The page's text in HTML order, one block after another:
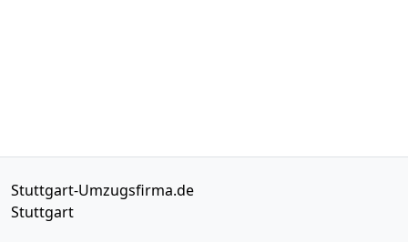
Stuttgart-Umzugsfirma.de
Stuttgart